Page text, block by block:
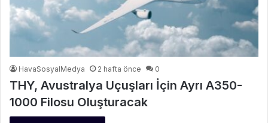
HavaSosyalMedya 2 hafta önce 0
THY, Avustralya Uçuşları İçin Ayrı A350-
1000 Filosu Oluşturacak